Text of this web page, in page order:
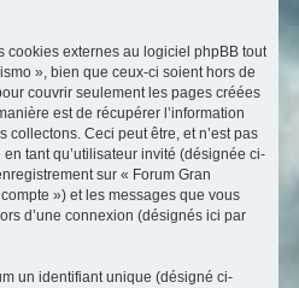
cookies externes au logiciel phpBB tout
», bien que ceux-ci soient hors de
couvrir seulement les pages créées
est de récupérer l’information
Ceci peut être, et n’est pas
tant qu’utilisateur invité (désignée ci-
sur « Forum Gran
») et les messages que vous
d’une connexion (désignés ici par
un identifiant unique (désigné ci-